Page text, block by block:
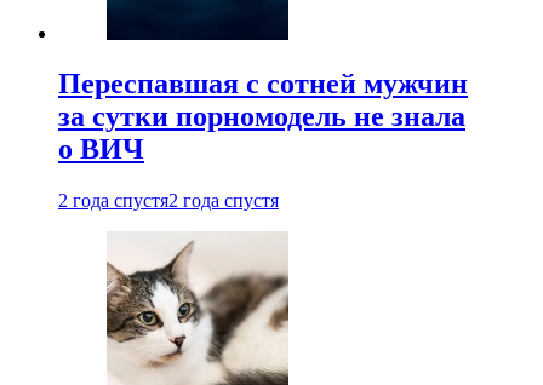
Переспавшая с сотней мужчин
за сутки порномодель не знала
о ВИЧ
2 года спустя2 года спустя